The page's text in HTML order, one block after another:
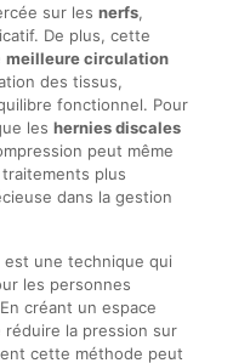
sur les nerfs,
De plus, cette
meilleure circulation
des tissus,
fonctionnel. Pour
les hernies discales
peut même
plus
dans la gestion
est une technique qui
les personnes
créant un espace
la pression sur
cette méthode peut